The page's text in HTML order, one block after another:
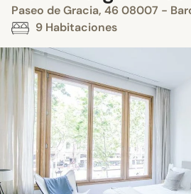
Paseo de Gracia, 46 08007 -
9 Habitaciones